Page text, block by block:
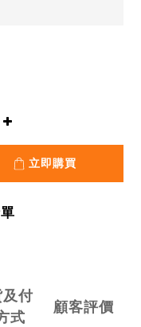
立即購買
付
式
顧客評價